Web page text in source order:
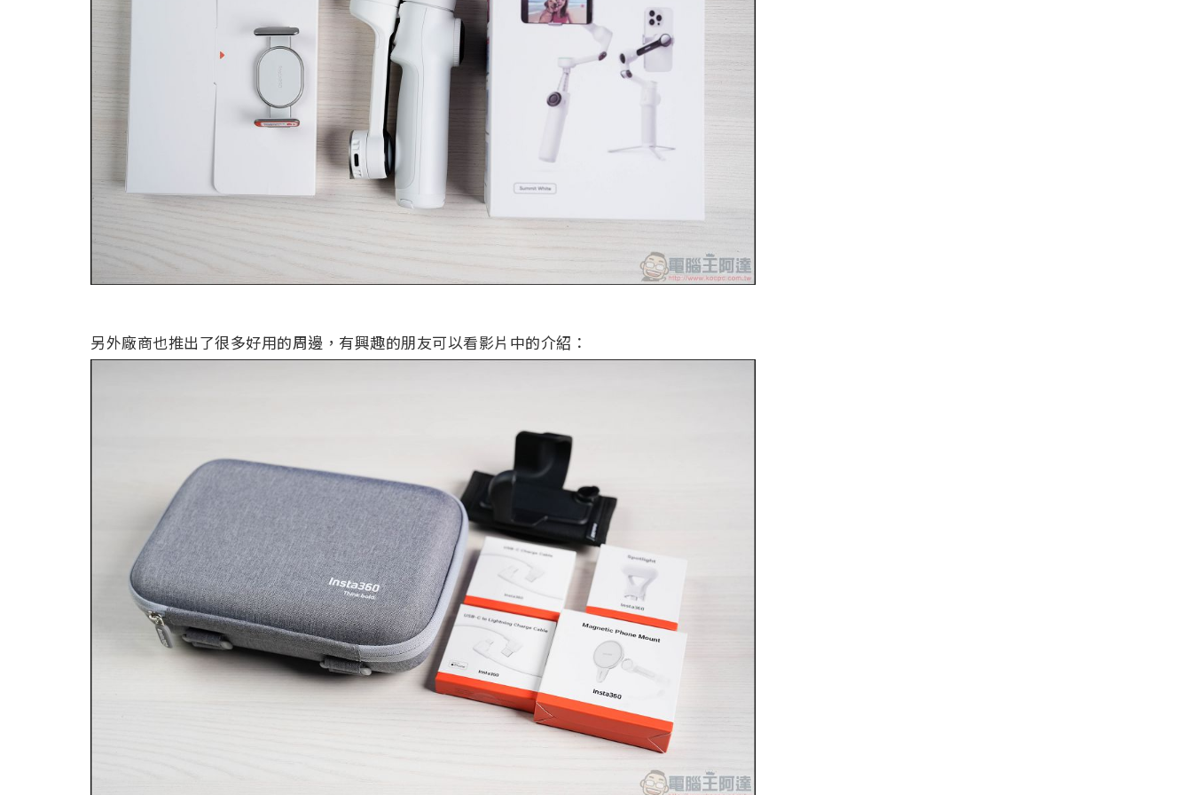
另外廠商也推出了很多好用的周邊，有興趣的朋友可以看影片中的介紹：